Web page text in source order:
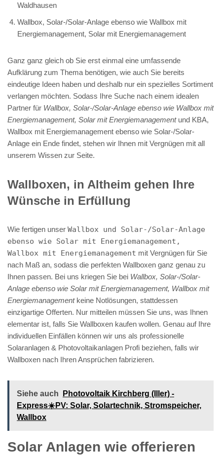
Waldhausen
Wallbox, Solar-/Solar-Anlage ebenso wie Wallbox mit
Energiemanagement, Solar mit Energiemanagement
Ganz ganz gleich ob Sie erst einmal eine umfassende
Aufklärung zum Thema benötigen, wie auch Sie bereits
eindeutige Ideen haben und deshalb nur ein spezielles Sortiment
verlangen möchten. Sodass Ihre Suche nach einem idealen
Partner für Wallbox, Solar-/Solar-Anlage ebenso wie Wallbox mit
Energiemanagement, Solar mit Energiemanagementund KBA,
Wallbox mit Energiemanagement ebenso wie Solar-/Solar-
Anlage ein Ende findet, stehen wir Ihnen mit Vergnügen mit all
unserem Wissen zur Seite.
Wallboxen, in Altheim gehen Ihre
Wünsche in Erfüllung
Wie fertigen unser Wallbox und Solar-/Solar-Anlage
ebenso wie Solar mit Energiemanagement,
Wallbox mit Energiemanagement mit Vergnügen für Sie
nach Maß an, sodass die perfekten Wallboxen ganz genau zu
Ihnen passen. Bei uns kriegen Sie bei Wallbox, Solar-/Solar-
Anlage ebenso wie Solar mit Energiemanagement, Wallbox mit
Energiemanagementkeine Notlösungen, stattdessen
einzigartige Offerten. Nur mitteilen müssen Sie uns, was Ihnen
elementar ist, falls Sie Wallboxen kaufen wollen. Genau auf Ihre
individuellen Einfällen können wir uns als professionelle
Solaranlagen & Photovoltaikanlagen Profi beziehen, falls wir
Wallboxen nach Ihren Ansprüchen fabrizieren.
Siehe auch
Photovoltaik Kirchberg (Iller) -
Express☀️PV️: Solar, Solartechnik, Stromspeicher,
Wallbox
Solar Anlagen wie offerieren